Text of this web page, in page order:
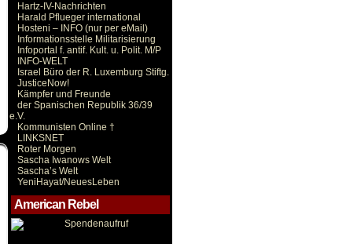
Hartz-IV-Nachrichten
Harald Pflueger international
Hosteni – INFO (nur per eMail)
Informationsstelle Militarisierung
Infoportal f. antif. Kult. u. Polit. M/P
INFO-WELT
Israel Büro der R. Luxemburg Stiftg.
JusticeNow!
Kämpfer und Freunde
der Spanischen Republik 36/39
e.V.
Kommunisten Online †
LINKSNET
Roter Morgen
Sascha Iwanows Welt
Sascha’s Welt
YeniHayat/NeuesLeben
American Rebel